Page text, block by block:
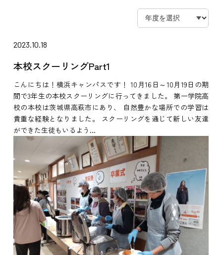
2023.10.18
本校スクーリングPart1
こんにちは！横浜キャンパスです！ 10月16日～10月19日の期
間で3年生の本校スクーリングに行ってきました。 第一学院高
校の本校は茨城県高萩市にあり、 自然豊かな場所での学習は
貴重な経験となりました。 スクーリングを通じて新しい友達
ができた生徒もいるよう...